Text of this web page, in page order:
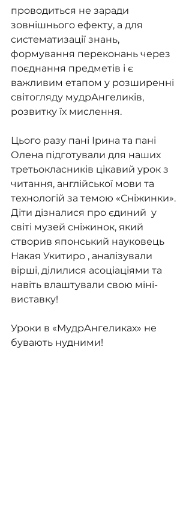
проводиться не заради
зовнішнього ефекту, а для
систематизації знань,
формування переконань через
поєднання предметів і є
важливим етапом у розширенні
світогляду мудрАнгеликів,
розвитку їх мислення.
Цього разу пані Ірина та пані
Олена підготували для наших
третьокласників цікавий урок з
читання, англійської мови та
технологій за темою «Сніжинки».
Діти дізналися про єдиний  у
світі музей сніжинок, який
створив японський науковець
Накая Укитиро , аналізували
вірші, ділилися асоціаціями та
навіть влаштували свою міні-
виставку!
Уроки в «МудрАнгеликах» не
бувають нудними!